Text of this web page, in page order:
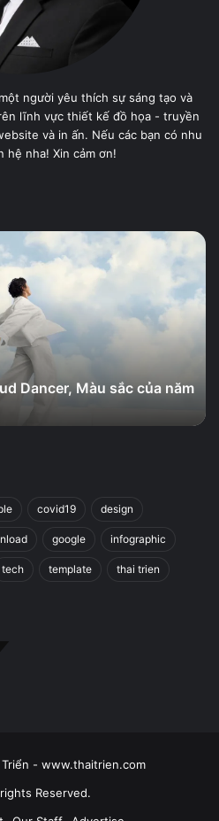
người yêu thích sự sáng tạo và
lĩnh vực thiết kế đồ họa - truyền
và in ấn. Nếu các bạn có nhu
hệ nha! Xin cảm ơn!
Dancer, Màu sắc của năm
covid19 design
google infographic
tech template thai trien
- www.thaitrien.com
Reserved.